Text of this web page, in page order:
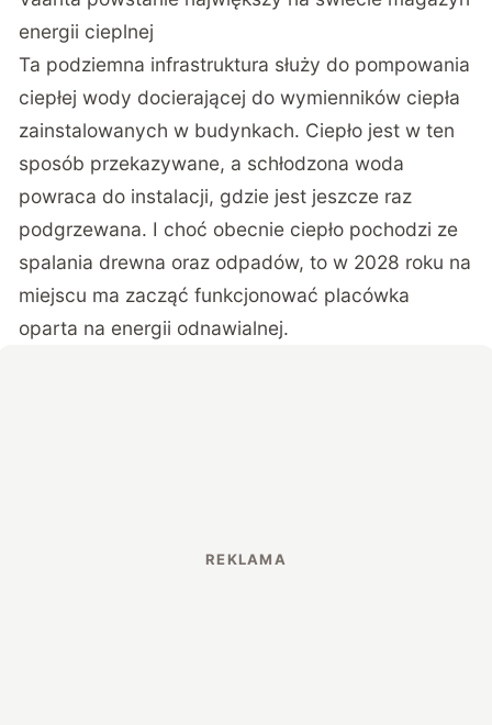
energii cieplnej
Ta podziemna infrastruktura służy do pompowania
ciepłej wody docierającej do wymienników ciepła
zainstalowanych w budynkach. Ciepło jest w ten
sposób przekazywane, a schłodzona woda
powraca do instalacji, gdzie jest jeszcze raz
podgrzewana. I choć obecnie ciepło pochodzi ze
spalania drewna oraz odpadów, to w 2028 roku na
miejscu ma zacząć funkcjonować placówka
oparta na energii odnawialnej.